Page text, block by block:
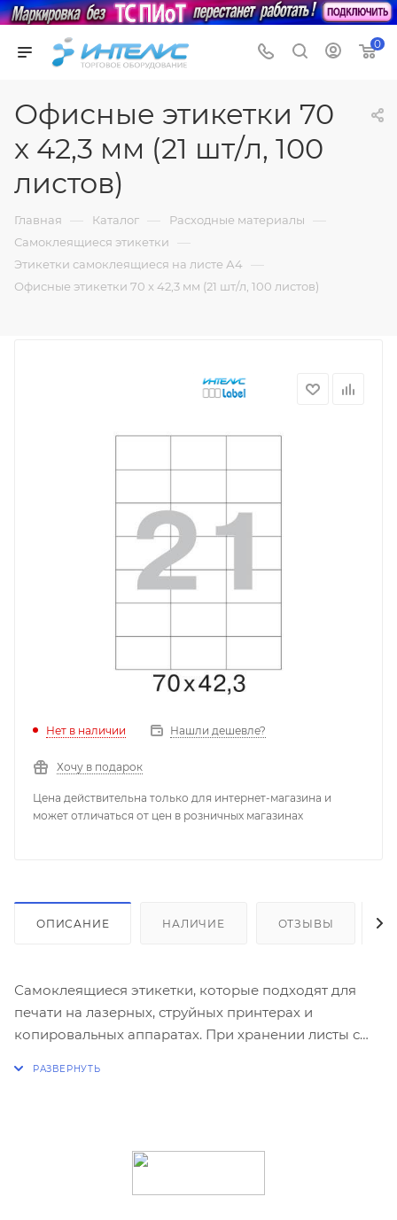
0
Офисные этикетки 70
x 42,3 мм (21 шт/л, 100
листов)
Главная — Каталог — Расходные материалы —
Самоклеящиеся этикетки —
Этикетки самоклеящиеся на листе А4 —
Офисные этикетки 70 x 42,3 мм (21 шт/л, 100 листов)
Нет в наличии Нашли дешевле?
Хочу в подарок
Цена действительна только для интернет-магазина и
может отличаться от цен в розничных магазинах
ОПИСАНИЕ НАЛИЧИЕ ОТЗЫВЫ
Самоклеящиеся этикетки, которые подходят для
печати на лазерных, струйных принтерах и
копировальных аппаратах. При хранении листы с